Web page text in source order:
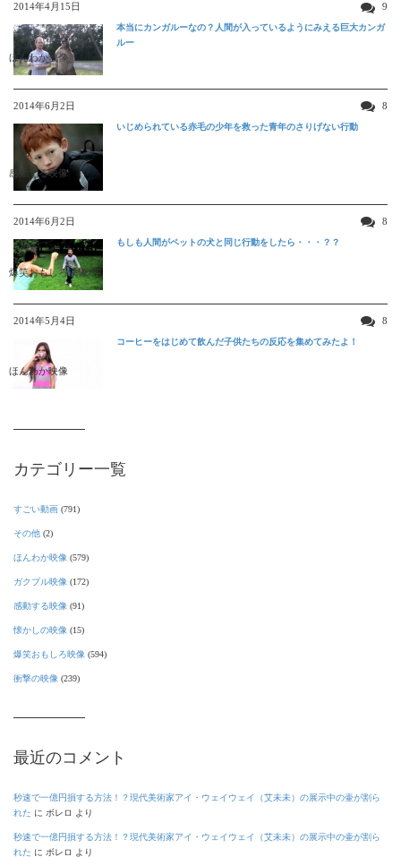
2014年4月15日 9
ほんわか映像
本当にカンガルーなの？人間が入っているようにみえる巨大カンガ
ルー
2014年6月2日 8
感動する映像
いじめられている赤毛の少年を救った青年のさりげない行動
2014年6月2日 8
爆笑おもしろ映像
もしも人間がペットの犬と同じ行動をしたら・・・？？
2014年5月4日 8
ほんわか映像
コーヒーをはじめて飲んだ子供たちの反応を集めてみたよ！
カテゴリー一覧
すごい動画 (791)
その他 (2)
ほんわか映像 (579)
ガクブル映像 (172)
感動する映像 (91)
懐かしの映像 (15)
爆笑おもしろ映像 (594)
衝撃の映像 (239)
最近のコメント
秒速で一億円損する方法！？現代美術家アイ・ウェイウェイ（艾未未）の展示中の壷が割ら
れた に ボレロ より
秒速で一億円損する方法！？現代美術家アイ・ウェイウェイ（艾未未）の展示中の壷が割ら
れた に ボレロ より